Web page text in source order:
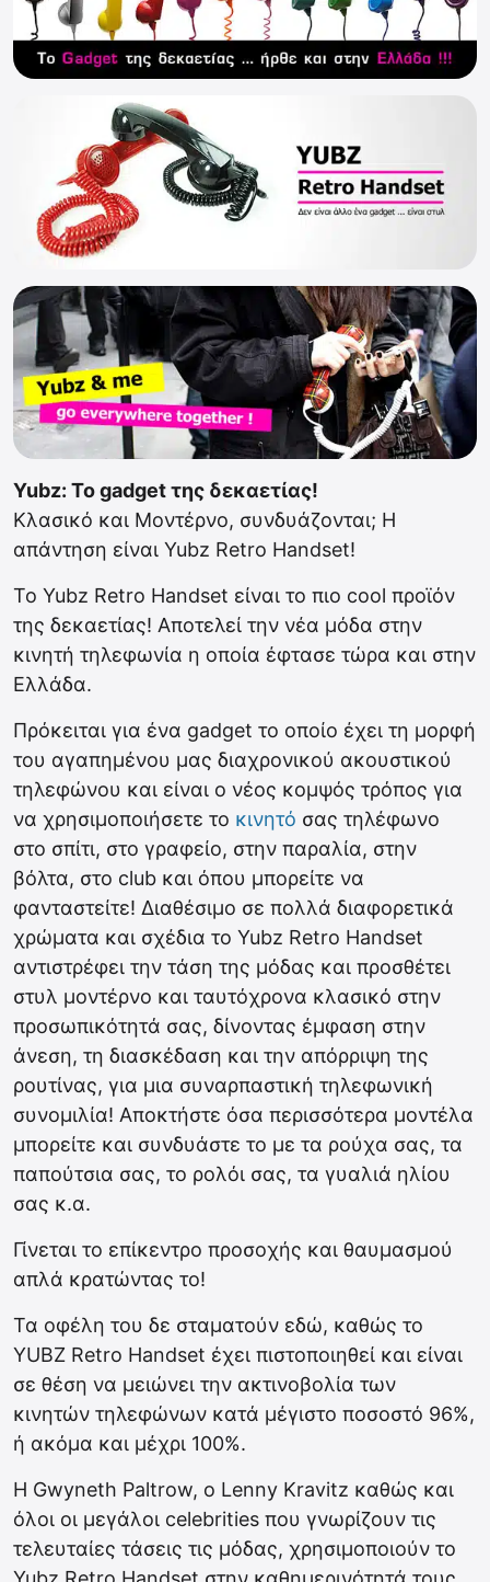
Yubz: Το gadget της δεκαετίας!
Kλασικό και Μοντέρνο, συνδυάζονται; Η
απάντηση είναι Yubz Retro Handset!
Το Yubz Retro Handset είναι το πιο cool προϊόν
της δεκαετίας! Αποτελεί την νέα μόδα στην
κινητή τηλεφωνία η οποία έφτασε τώρα και στην
Ελλάδα.
Πρόκειται για ένα gadget το οποίο έχει τη μορφή
του αγαπημένου μας διαχρονικού ακουστικού
τηλεφώνου και είναι ο νέος κομψός τρόπος για
να χρησιμοποιήσετε το κινητό σας τηλέφωνο
στο σπίτι, στο γραφείο, στην παραλία, στην
βόλτα, στο club και όπου μπορείτε να
φανταστείτε! Διαθέσιμο σε πολλά διαφορετικά
χρώματα και σχέδια το Yubz Retro Handset
αντιστρέφει την τάση της μόδας και προσθέτει
στυλ μοντέρνο και ταυτόχρονα κλασικό στην
προσωπικότητά σας, δίνοντας έμφαση στην
άνεση, τη διασκέδαση και την απόρριψη της
ρουτίνας, για μια συναρπαστική τηλεφωνική
συνομιλία! Αποκτήστε όσα περισσότερα μοντέλα
μπορείτε και συνδυάστε το με τα ρούχα σας, τα
παπούτσια σας, το ρολόι σας, τα γυαλιά ηλίου
σας κ.α.
Γίνεται το επίκεντρο προσοχής και θαυμασμού
απλά κρατώντας το!
Τα οφέλη του δε σταματούν εδώ, καθώς το
YUBZ Retro Handset έχει πιστοποιηθεί και είναι
σε θέση να μειώνει την ακτινοβολία των
κινητών τηλεφώνων κατά μέγιστο ποσοστό 96%,
ή ακόμα και μέχρι 100%.
Η Gwyneth Paltrow, o Lenny Kravitz καθώς και
όλοι οι μεγάλοι celebrities που γνωρίζουν τις
τελευταίες τάσεις τις μόδας, χρησιμοποιούν το